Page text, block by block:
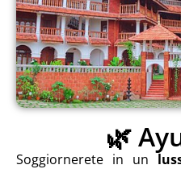
🌿
Soggiornerete in un